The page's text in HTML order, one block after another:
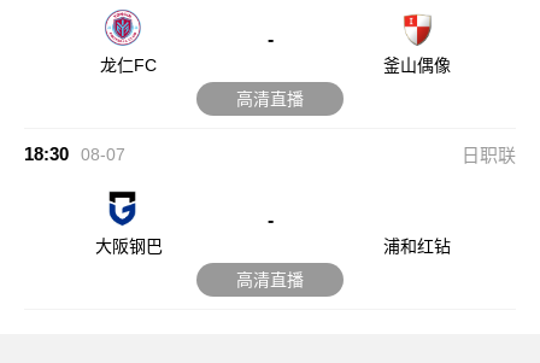
龙仁FC
-
釜山偶像
高清直播
18:30 08-07 日职联
大阪钢巴
-
浦和红钻
高清直播